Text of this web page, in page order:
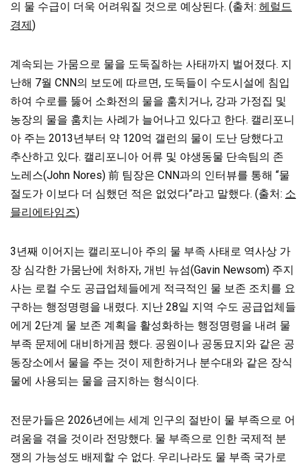
의 물 수급이 더욱 어려워질 것으로 예상된다. (출처: 헤럴드
경제)
계속되는 가뭄으로 물을 도둑질하는 사태까지 벌어졌다. 지
난해 7월 CNN의 보도에 따르면, 도둑들이 수도시설에 침입
하여 수로를 뚫어 소화전의 물을 훔치거나, 강과 가정집 및
농장의 물을 훔치는 사례가 늘어나고 있다고 한다. 캘리포니
아 주는 2013년부터 약 120억 갤런의 물이 도난 당했다고
추산하고 있다. 캘리포니아 어류 및 야생동물 단속팀의 존
노레스(John Nores) 前 팀장은 CNN과의 인터뷰를 통해 “물
절도가 이보다 더 심했던 적은 없었다”라고 말했다. (출처: 소
믈리에타임즈)
3년째 이어지는 캘리포니아 주의 물 부족 사태로 역사상 가
장 심각한 가뭄난에 처하자, 개빈 뉴섬(Gavin Newsom) 주지
사는 로컬 수도 공급업체들에게 적극적인 물 보존 조치를 요
구하는 행정명령을 내렸다. 지난 28일 지역 수도 공급업체들
에게 2단계 물 보존 계획을 활성화하는 행정명령을 내려 물
부족 문제에 대비하게끔 했다. 공원이나 공동묘지와 같은 공
동장소에서 물을 주는 것이 제한하거나 분수대와 같은 장식
물에 사용되는 물을 금지하는 형식이다.
전문가들은 2026년에는 세계 인구의 절반이 물 부족으로 어
려움을 겪을 것이라 전망했다. 물 부족으로 인한 국제적 분
쟁의 가능성도 배제할 수 없다. 우리나라도 물 부족 국가로